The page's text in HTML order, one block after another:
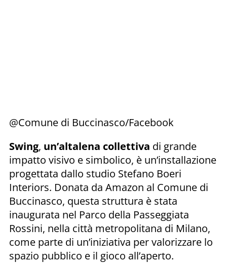
@Comune di Buccinasco/Facebook
Swing, un’altalena collettiva di grande
impatto visivo e simbolico, è un’installazione
progettata dallo studio Stefano Boeri
Interiors. Donata da Amazon al Comune di
Buccinasco, questa struttura è stata
inaugurata nel Parco della Passeggiata
Rossini, nella città metropolitana di Milano,
come parte di un’iniziativa per valorizzare lo
spazio pubblico e il gioco all’aperto.